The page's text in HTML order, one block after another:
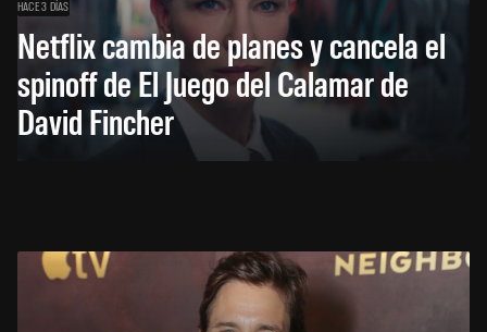
HACE 3 DÍAS
Netflix cambia de planes y cancela el
spinoff de El Juego del Calamar de
David Fincher